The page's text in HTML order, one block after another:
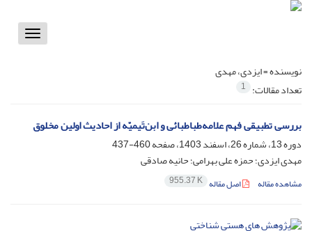
Toggle
نویسنده =ایزدی، مهدی
تعداد مقالات: 1
بررسی تطبیقی فهم علامه‌طباطبائی و ابن‌تَیمیّه از احادیث اولین‌ مخلوق
دوره 13، شماره 26، اسفند 1403، صفحه
460-437
مهدی ایزدی؛ حمزه علی بهرامی؛ حانیه صادقی
مشاهده مقاله اصل مقاله 955.37 K